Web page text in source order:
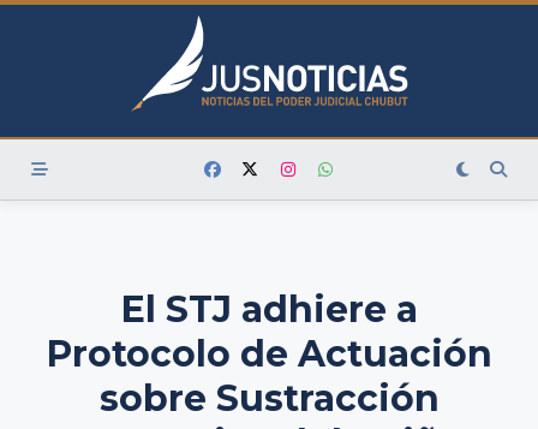
Skip
El STJ adhiere a
Protocolo de Actuación
sobre Sustracción